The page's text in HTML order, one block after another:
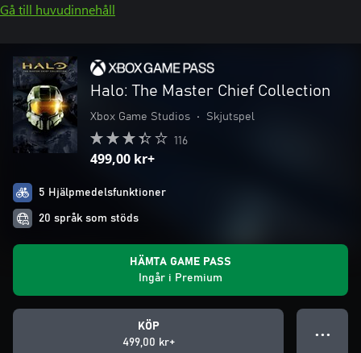
Gå till huvudinnehåll
Halo: The Master Chief Collection
Xbox Game Studios • Skjutspel
116
499,00 kr+
5 Hjälpmedelsfunktioner
20 språk som stöds
HÄMTA GAME PASS
Ingår i Premium
KÖP
499,00 kr+
● ● ●